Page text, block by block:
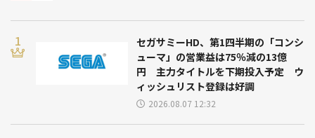
セガサミーHD、第1四半期の「コンシ
ューマ」の営業益は75％減の13億
円 主力タイトルを下期投入予定 ウ
ィッシュリスト登録は好調
2026.08.07 12:32